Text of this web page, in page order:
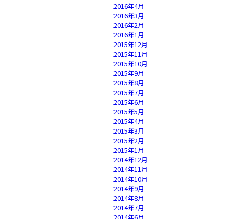
2016年4月
2016年3月
2016年2月
2016年1月
2015年12月
2015年11月
2015年10月
2015年9月
2015年8月
2015年7月
2015年6月
2015年5月
2015年4月
2015年3月
2015年2月
2015年1月
2014年12月
2014年11月
2014年10月
2014年9月
2014年8月
2014年7月